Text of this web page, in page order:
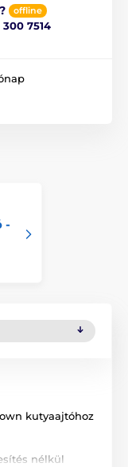
offline
300 7514
-
kutyaajtóhoz
nélkül